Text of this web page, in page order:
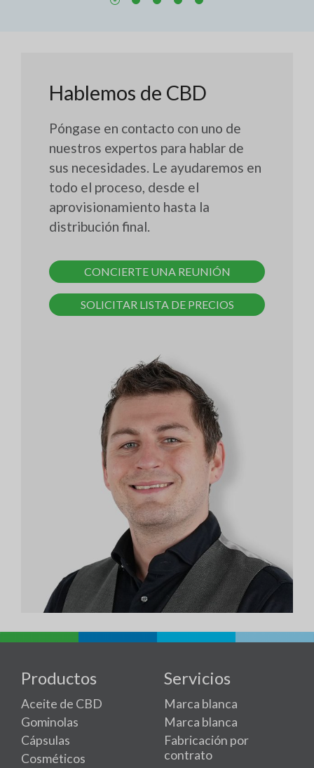
Hablemos de CBD
Póngase en contacto con uno de
nuestros expertos para hablar de
sus necesidades. Le ayudaremos en
todo el proceso, desde el
aprovisionamiento hasta la
distribución final.
CONCIERTE UNA REUNIÓN
SOLICITAR LISTA DE PRECIOS
Productos
Aceite de CBD
Gominolas
Cápsulas
Cosméticos
Servicios
Marca blanca
Marca blanca
Fabricación por
contrato